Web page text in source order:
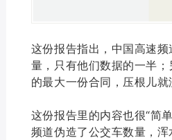
这份报告指出，中国高速
量，只有他们数据的一半
的最大一份合同，压根儿就
这份报告里的内容也很“简
频道伪造了公交车数量，